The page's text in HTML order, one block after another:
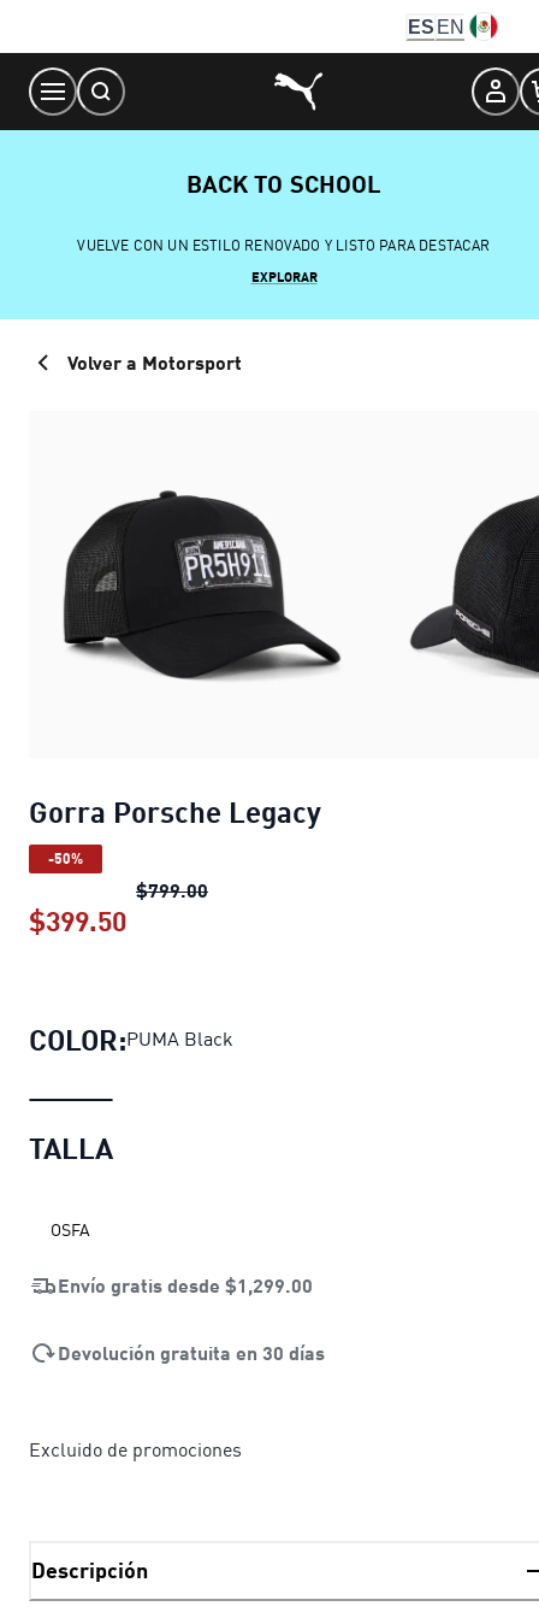
Content
ES EN
BACK TO SCHOOL
VUELVE CON UN ESTILO RENOVADO Y LISTO PARA DESTACAR
EXPLORAR
Volver a Motorsport
Gorra Porsche Legacy
-50%
$799.00Gorra Porsche Legacy
$399.50
COLOR:PUMA Black
TALLA
OSFA
Envío gratis desde $1,299.00
Devolución gratuita en 30 días
Excluido de promociones
Descripción